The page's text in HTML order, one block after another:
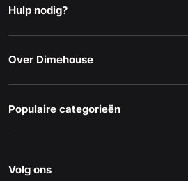
Hulp nodig?
Over Dimehouse
Populaire categorieën
Volg ons